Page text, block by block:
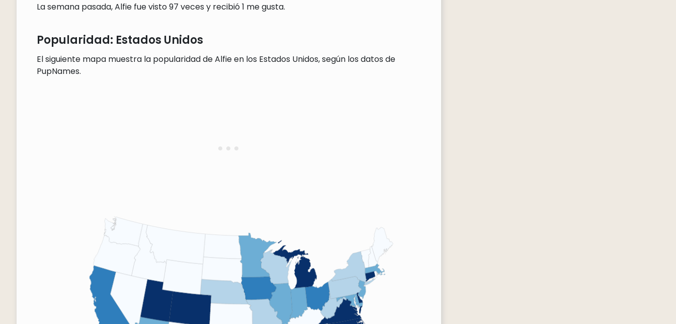
La semana pasada, Alfie fue visto 97 veces y recibió 1 me gusta.
Popularidad: Estados Unidos
El siguiente mapa muestra la popularidad de Alfie en los Estados Unidos, según los datos de
PupNames.